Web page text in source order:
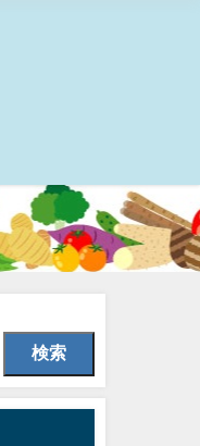
検索